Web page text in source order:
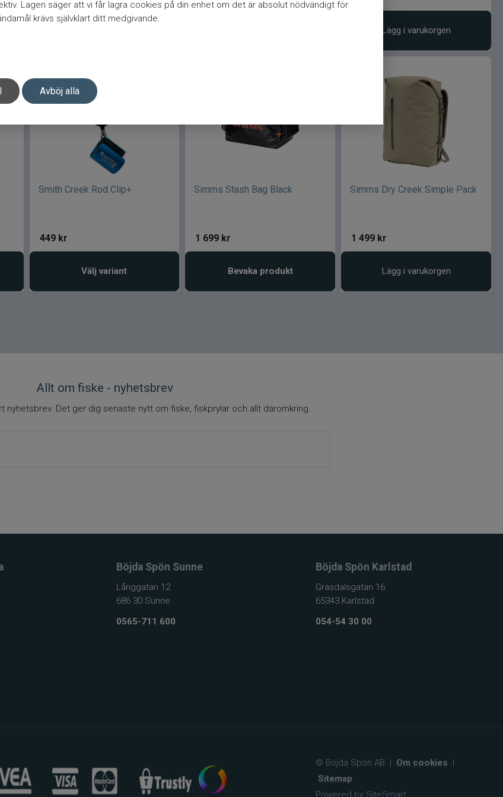
Lagen säger att vi får lagra cookies på din enhet om det är absolut nödvändigt för
krävs självklart ditt medgivande.
Avböj alla
Lägg i varukorgen
Smith Creek Rod Clip+
449 kr
Välj variant
Simms Stash Bag Black
1 699 kr
Bevaka produkt
Simms Dry Creek Simple Pack
1 499 kr
Lägg i varukorgen
Allt om fiske - nyhetsbrev
nyhetsbrev. Det ger dig senaste nytt om fiske, fiskprylar och allt däromkring.
Böjda Spön Sunne
Långgatan 12
686 30 Sunne
0565-711 600
Böjda Spön Karlstad
Gräsdalsgatan 16
65343 Karlstad
054-54 30 00
© Böjda Spön AB | Om cookies |
Sitemap
Powered by SiteSmart